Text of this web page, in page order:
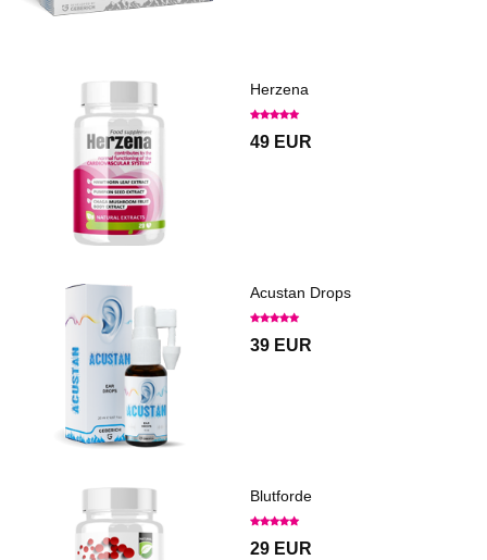
Herzena
49 EUR
Acustan Drops
39 EUR
Blutforde
29 EUR